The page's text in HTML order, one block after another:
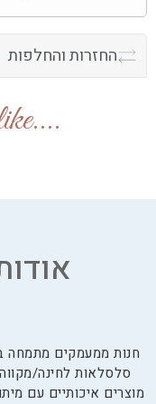
החזרות והחלפות
....you may also like
חנות ממעמקים מתמחה
סלסלאות לחינה/
מוצרים איכותיים עם